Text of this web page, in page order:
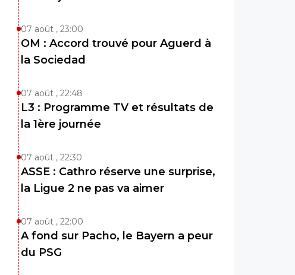
07 août , 23:00
OM : Accord trouvé pour Aguerd à
la Sociedad
07 août , 22:48
L3 : Programme TV et résultats de
la 1ère journée
07 août , 22:30
ASSE : Cathro réserve une surprise,
la Ligue 2 ne pas va aimer
07 août , 22:00
A fond sur Pacho, le Bayern a peur
du PSG